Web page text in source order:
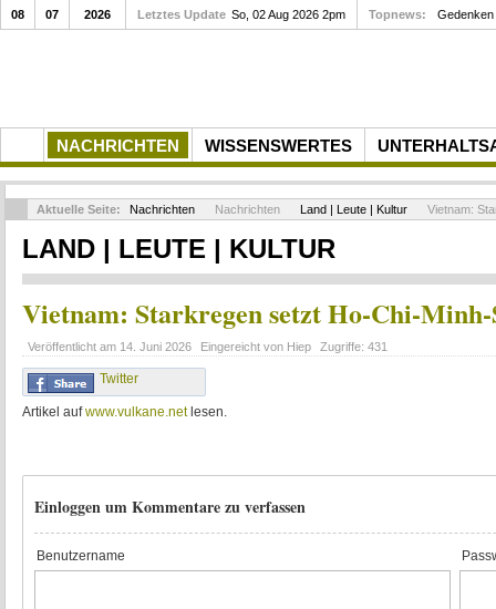
NACHRICHTEN WISSENSWERTES
08 07 2026 Letztes Update So, 02 Aug 2026 2pm Topnews: Gedenken
Aktuelle Seite: Nachrichten Nachrichten Land | Leute | Kultur Vietnam:
LAND | LEUTE | KULTUR
Vietnam: Starkregen setzt Ho-Chi-
Veröffentlicht am 14. Juni 2026 Eingereicht von Hiep Zugriffe: 431
Twitter
Artikel aufwww.vulkane.netlesen.
Einloggen um Kommentare zu verfassen
Benutzername